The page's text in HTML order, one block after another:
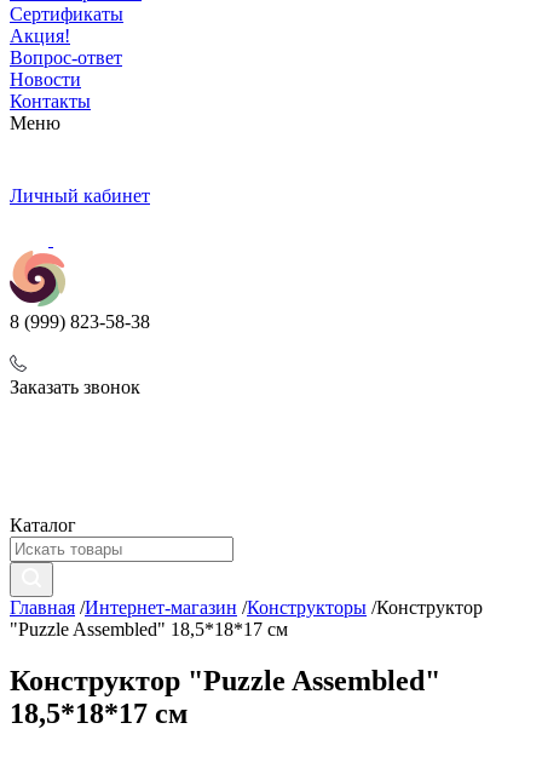
Сертификаты
Акция!
Вопрос-ответ
Новости
Контакты
Меню
Личный кабинет
8 (999) 823-58-38
Заказать звонок
Каталог
Главная /Интернет-магазин /Конструкторы /Конструктор
"Puzzle Assembled" 18,5*18*17 см
Конструктор "Puzzle Assembled"
18,5*18*17 см